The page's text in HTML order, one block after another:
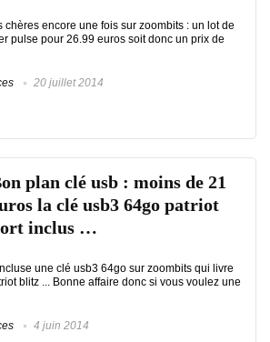
chères encore une fois sur zoombits : un lot de
pulse pour 26.99 euros soit donc un prix de
20 juillet 2014
plan clé usb : moins de 21
la clé usb3 64go patriot
inclus …
une clé usb3 64go sur zoombits qui livre
blitz ... Bonne affaire donc si vous voulez une
4 juin 2014